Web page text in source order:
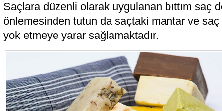
Saçlara düzenli olarak uygulanan bıttım saç
önlemesinden tutun da saçtaki mantar ve
yok etmeye yarar sağlamaktadır.